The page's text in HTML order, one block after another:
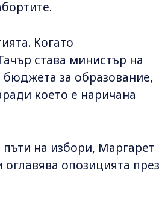
Когато
става министър на
за образование,
което е наричана
на избори, Маргарет
опозицията през